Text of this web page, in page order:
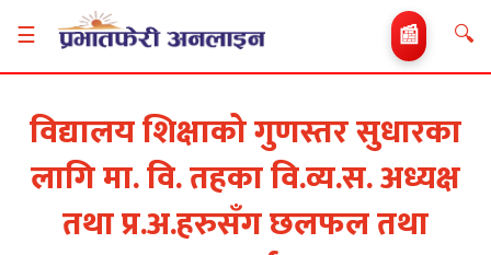
☰ 📰 🔍
विद्यालय शिक्षाको गुणस्तर सुधारका
लागि मा. वि. तहका वि.व्य.स. अध्यक्ष
तथा प्र.अ.हरुसँग छलफल तथा